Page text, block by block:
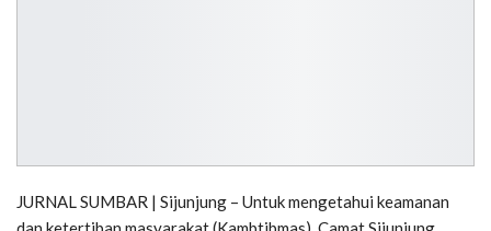
JURNAL SUMBAR | Sijunjung – Untuk mengetahui keamanan